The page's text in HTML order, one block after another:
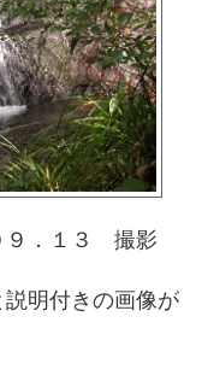
９．１３ 撮影
明付きの画像が